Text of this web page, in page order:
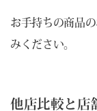
お手持ちの商品
みください。
他店比較と店